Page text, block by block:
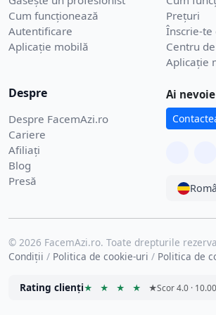
Cum funcționează
Autentificare
Aplicație mobilă
Prețuri
Înscrie-te
Centru
Aplicație
Despre
Despre FacemAzi.ro
Cariere
Afiliați
Blog
Presă
Ai
© 2026 FacemAzi.ro. Toate drepturile
Condiții / Politica de cookie-uri / Politica de
Rating clienți★ ★ ★ ★ ★Scor 4.0 ·